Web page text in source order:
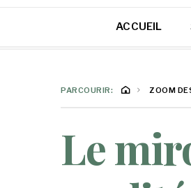
ACCUEIL
PARCOURIR: ZOOM
Le